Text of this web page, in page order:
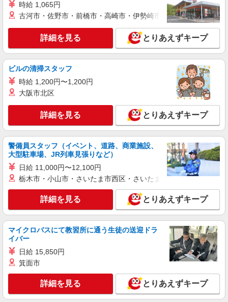
時給 1,065円
古河市・佐野市・前橋市・高崎市・伊勢崎市・太田市・館林市
詳細を見る とりあえずキープ
ビルの清掃スタッフ
時給 1,200円〜1,200円
大阪市北区
詳細を見る とりあえずキープ
警備員スタッフ（イベント、道路、商業施設、
大型駐車場、JR列車見張りなど）
日給 11,000円〜12,100円
栃木市・小山市・さいたま市西区・さいたま市岩槻区・久喜市・
詳細を見る とりあえずキープ
マイクロバスにて教習所に通う生徒の送迎ドラ
イバー
日給 15,850円
箕面市
詳細を見る とりあえずキープ